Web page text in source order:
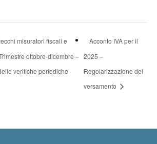
misuratori fiscali e
ottobre-dicembre –
verifiche periodiche
Acconto IVA per il
2025 –
Regolarizzazione del
versamento